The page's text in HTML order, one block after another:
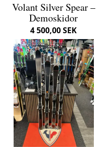
Volant Silver Spear –
Demoskidor
4 500,00 SEK